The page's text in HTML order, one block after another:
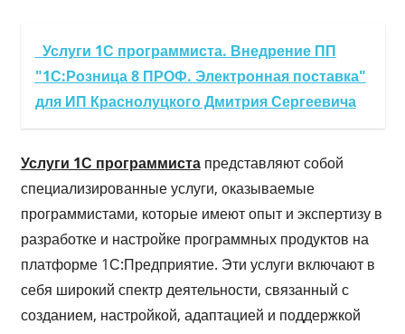
Услуги 1С программиста. Внедрение ПП
"1С:Розница 8 ПРОФ. Электронная поставка"
для ИП Краснолуцкого Дмитрия Сергеевича
Услуги 1С программистапредставляют собой
специализированные услуги, оказываемые
программистами, которые имеют опыт и экспертизу в
разработке и настройке программных продуктов на
платформе 1С:Предприятие. Эти услуги включают в
себя широкий спектр деятельности, связанный с
созданием, настройкой, адаптацией и поддержкой